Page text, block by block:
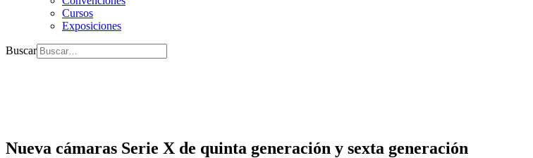
Cursos
Exposiciones
Buscar
Nueva cámaras Serie X de quinta generación y sexta generación